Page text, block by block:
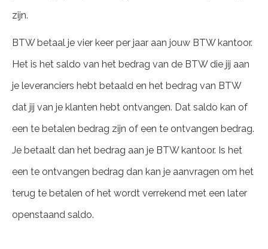
zijn.
BTW betaal je vier keer per jaar aan jouw BTW kantoor.
Het is het saldo van het bedrag van de BTW die jij aan
je leveranciers hebt betaald en het bedrag van BTW
dat jij van je klanten hebt ontvangen. Dat saldo kan of
een te betalen bedrag zijn of een te ontvangen bedrag.
Je betaalt dan het bedrag aan je BTW kantoor. Is het
een te ontvangen bedrag dan kan je aanvragen om het
terug te betalen of het wordt verrekend met een later
openstaand saldo.